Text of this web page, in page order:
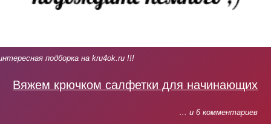
подборка на kru4ok.ru !!!
Вяжем крючком салфетки для начинающих
... и 6 комментариев